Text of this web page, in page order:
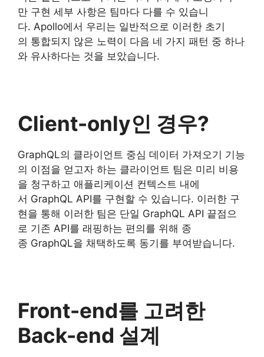
만 구현 세부 사항은 팀마다 다를 수 있습니
다. Apollo에서 우리는 일반적으로 이러한 초기
의 통합되지 않은 노력이 다음 네 가지 패턴 중 하나
와 유사하다는 것을 보았습니다.
Client-only인 경우?
GraphQL의 클라이언트 중심 데이터 가져오기 기능
의 이점을 얻고자 하는 클라이언트 팀은 미리 비용
을 청구하고 애플리케이션 컨텍스트 내에
서 GraphQL API를 구현할 수 있습니다. 이러한 구
현을 통해 이러한 팀은 단일 GraphQL API 끝점으
로 기존 API를 래핑하는 편의를 위해 종
종 GraphQL을 채택하도록 동기를 부여받습니다.
Front-end를 고려한
Back-end 설계